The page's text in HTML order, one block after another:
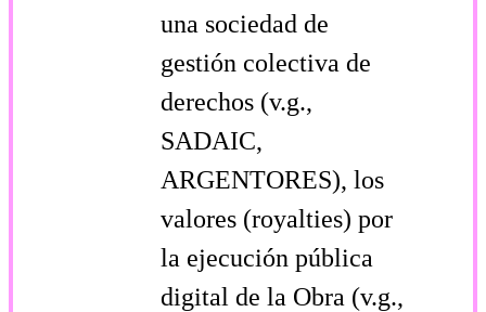
una sociedad de
gestión colectiva de
derechos (v.g.,
SADAIC,
ARGENTORES), los
valores (royalties) por
la ejecución pública
digital de la Obra (v.g.,